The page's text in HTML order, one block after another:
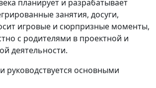
планирует и разрабатывает
занятия, досуги,
игровые и сюрпризные моменты,
с родителями в проектной и
деятельности.
руководствуется основными